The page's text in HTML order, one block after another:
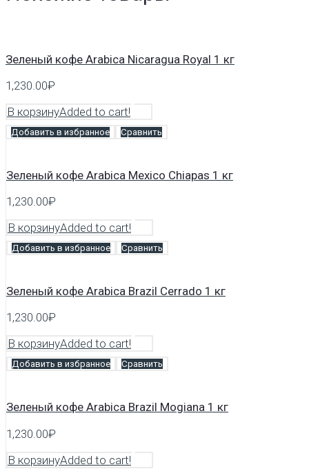
Зеленый кофе Arabica Nicaragua Royal 1 кг
1,230.00₽
В корзинуAdded to cart!
Добавить в избранное Сравнить
Зеленый кофе Arabica Mexico Chiapas 1 кг
1,230.00₽
В корзинуAdded to cart!
Добавить в избранное Сравнить
Зеленый кофе Arabica Brazil Cerrado 1 кг
1,230.00₽
В корзинуAdded to cart!
Добавить в избранное Сравнить
Зеленый кофе Arabica Brazil Mogiana 1 кг
1,230.00₽
В корзинуAdded to cart!